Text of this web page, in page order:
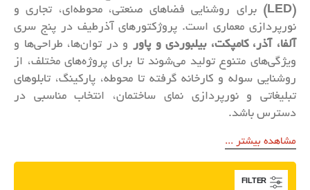
(LED)
برای روشنایی فضاهای صنعتی، محوطه‌ای، تجاری و
نورپردازی معماری است. پروژکتورهای آذرطیف در پنج سری
آلفا، آذر، کامپکت، بیلبوردی و پاور
و در توان‌ها، طراحی‌ها و
ویژگی‌های متنوع تولید می‌شوند تا برای پروژه‌های مختلف، از
روشنایی سوله و کارخانه گرفته تا محوطه، پارکینگ، تابلوهای
تبلیغاتی و نورپردازی نمای ساختمان، انتخاب مناسبی در
دسترس باشد.
مشاهده بیشتر ...
FILTER